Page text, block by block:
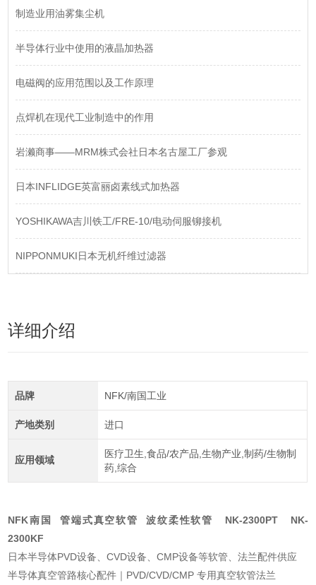
制造业用油雾集尘机
半导体行业中使用的液晶加热器
电磁阀的应用范围以及工作原理
点焊机在现代工业制造中的作用
岩濑商事——MRM株式会社日本名古屋工厂参观
日本INFLIDGE英富丽卤素线式加热器
YOSHIKAWA吉川铁工/FRE-10/电动伺服铆接机
NIPPONMUKI日本无机纤维过滤器
详细介绍
品牌 NFK/南国工业
产地类别 进口
应用领域
医疗卫生,食品/农产品,生物产业,制药/生物制
药,综合
NFK南国 管端式真空软管 波纹柔性软管 NK-2300PT NK-
2300KF
日本半导体PVD设备、CVD设备、CMP设备等软管、法兰配件供应
半导体真空管路核心配件｜PVD/CVD/CMP 专用真空软管法兰